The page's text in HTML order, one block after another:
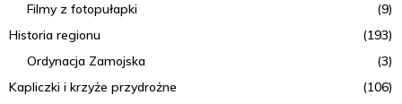
Filmy z fotopułapki
(9)
Historia regionu
(193)
Ordynacja Zamojska
(3)
Kapliczki i krzyże przydrożne
(106)